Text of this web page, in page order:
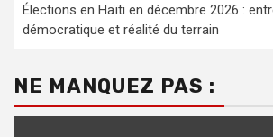
Élections en Haïti en décembre 2026 :
démocratique et réalité du terrain
NE MANQUEZ PAS :